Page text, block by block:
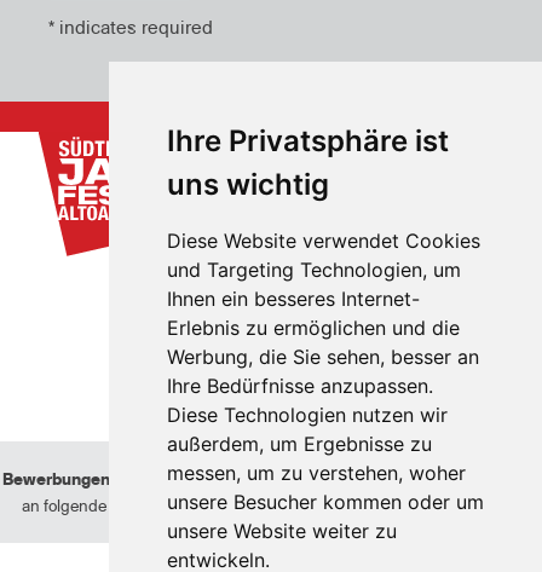
Ihre Privatsphäre ist
uns wichtig
Diese Website verwendet Cookies
und Targeting Technologien, um
Ihnen ein besseres Internet-
Erlebnis zu ermöglichen und die
Werbung, die Sie sehen, besser an
Ihre Bedürfnisse anzupassen.
Diese Technologien nutzen wir
außerdem, um Ergebnisse zu
messen, um zu verstehen, woher
unsere Besucher kommen oder um
unsere Website weiter zu
entwickeln.
*indicates required
Bewerbungen von Künstlernkönnen nur berücksichtigt werden, wenn sie
an folgende Adresse geschickt werden:info@suedtiroljazzfestival.com